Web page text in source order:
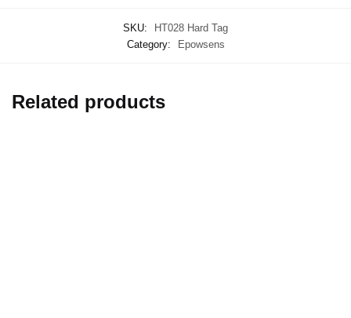
SKU:
HT028 Hard Tag
Category:
Epowsens
Related products